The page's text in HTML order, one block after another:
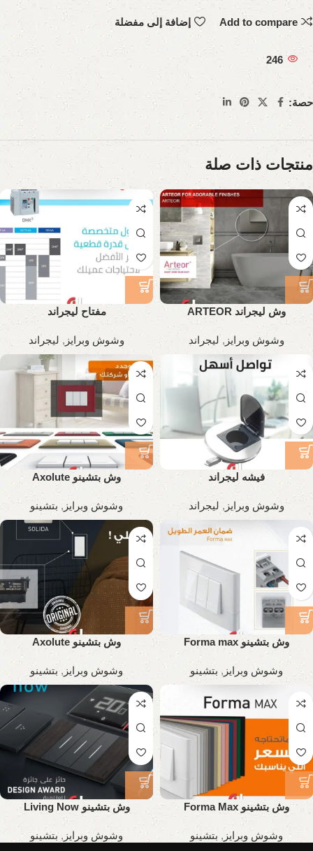
Add to compare إضافة إلى مفضلة
246
حصة:
منتجات ذات صلة
وش ليجراند ARTEOR
وشوش وبرايز , ليجراند
مفتاح ليجراند
وشوش وبرايز , ليجراند
فيشه ليجراند
وشوش وبرايز , ليجراند
وش بتشينو Axolute
وشوش وبرايز , بتشينو
وش بتشينو Forma max
وشوش وبرايز , بتشينو
وش بتشينو Axolute
وشوش وبرايز ,بتشينو
وش بتشينو Forma Max
وشوش وبرايز , بتشينو
وش بتشينو Living Now
وشوش وبرايز , بتشينو